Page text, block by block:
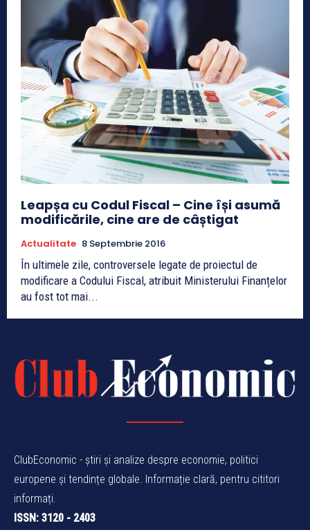
Leapșa cu Codul Fiscal – Cine își asumă
modificările, cine are de câștigat
Actualitate 8 Septembrie 2016
În ultimele zile, controversele legate de proiectul de
modificare a Codului Fiscal, atribuit Ministerului Finanțelor
au fost tot mai...
ClubEconomic - știri și analize despre economie, politici
europene și tendințe globale. Informație clară, pentru cititori
informați.
ISSN: 3120 - 2403